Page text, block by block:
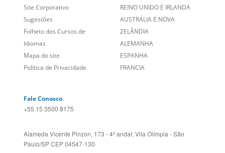
Site Corporativo
Sugestões
Folheto dos Cursos de
Idiomas
Mapa do site
Política de Privacidade
REINO UNIDO E IRLANDA
AUSTRÁLIA E NOVA
ZELÂNDIA
ALEMANHA
ESPANHA
FRANCIA
Fale Conosco
+55 15 3500 8175
Alameda Vicente Pinzon, 173 - 4º andar, Vila Olímpia - São
Paulo/SP CEP 04547-130